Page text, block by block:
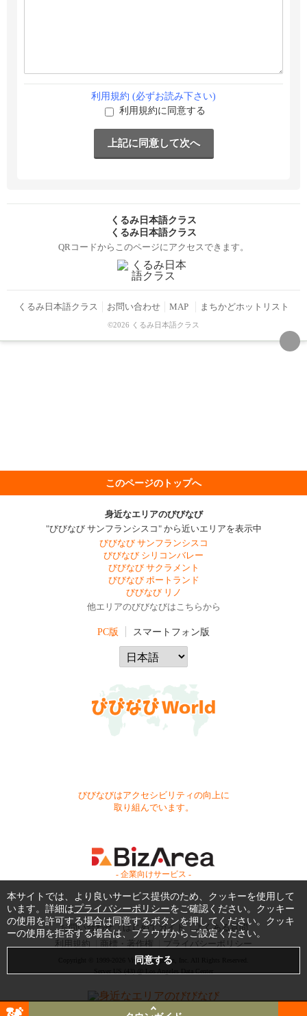
利用規約 (必ずお読み下さい)
利用規約に同意する
くるみ日本語クラス
くるみ日本語クラス
QRコードからこのページにアクセスできます。
くるみ日本語クラス お問い合わせ MAP まちかどホットリスト
©2026 くるみ日本語クラス
このページのトップへ
身近なエリアのびびなび
"びびなび サンフランシスコ" から近いエリアを表示中
びびなび サンフランシスコ
びびなび シリコンバレー
びびなび サクラメント
びびなび ポートランド
びびなび リノ
他エリアのびびなびはこちらから
PC版 スマートフォン版
びびなびはアクセシビリティの向上に
取り組んでいます。
- 企業向けサービス -
お問い合わせ はじめてガイド
よくある質問
利用規約
商標・著作権 プライバシーポリシー
Copyright © 1999-2026 Vivid Navigation, Inc. All Rights Reserved.
本サイトでは、より良いサービス提供のため、クッキーを使用して
います。詳細はプライバシーポリシーをご確認ください。クッキー
の使用を許可する場合は同意するボタンを押してください。クッキ
ーの使用を拒否する場合は、ブラウザからご設定ください。